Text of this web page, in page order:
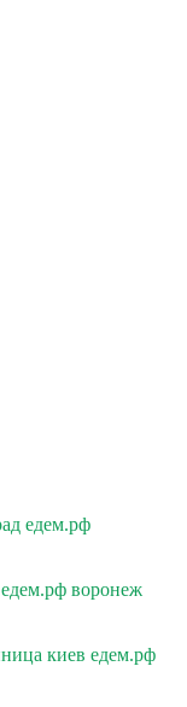
едем.рф
воронеж
киев едем.рф